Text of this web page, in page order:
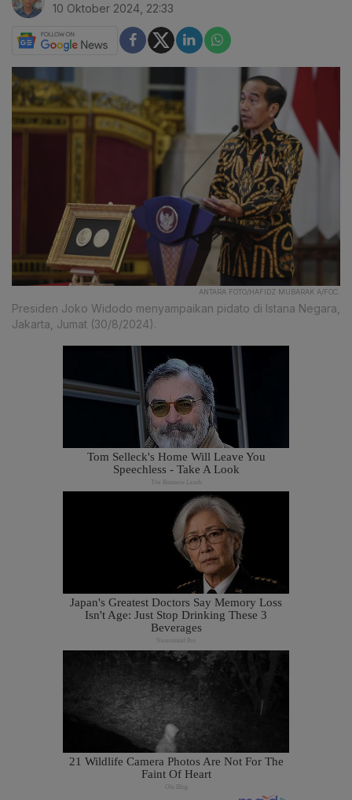
10 Oktober 2024, 22:33
ANTARA FOTO/HAFIDZ MUBARAK A/FOC.
Presiden Joko Widodo menyampaikan pidato di Istana Negara,
Jakarta, Jumat (30/8/2024).